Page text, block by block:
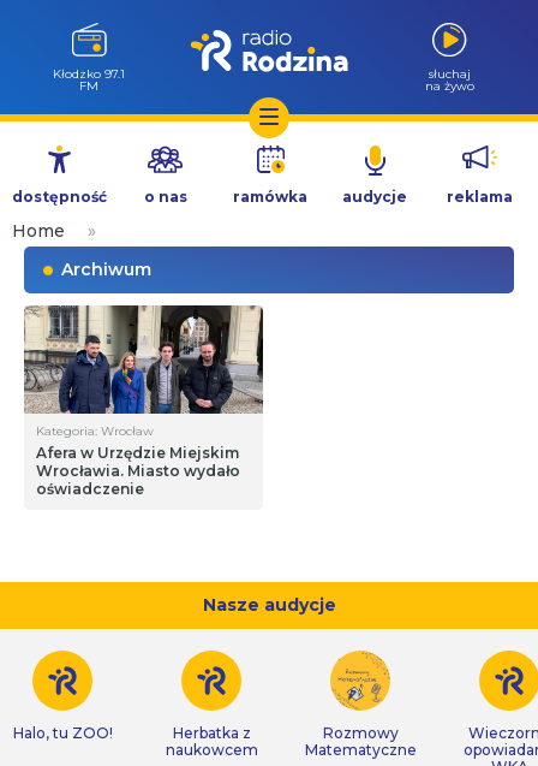
Przejdź
treści
Kłodzko 97.1
FM
słuchaj
na żywo
dostępność o nas ramówka audycje reklama
Home
»
Archiwum
Kategoria: Wrocław
Afera w Urzędzie Miejskim
Wrocławia. Miasto wydało
oświadczenie
Nasze audycje
Halo, tu ZOO!
Herbatka z
naukowcem
Rozmowy
Matematyczne